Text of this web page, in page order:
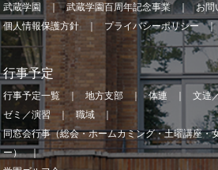
武蔵学園
武蔵学園百周年記念事業
お問
個人情報保護方針
プライバシーポリシー
行事予定
行事予定一覧 地方支部 体連 文連
ゼミ／演習
職域
同窓会行事（総会・ホームカミング・土曜講座・
ー）